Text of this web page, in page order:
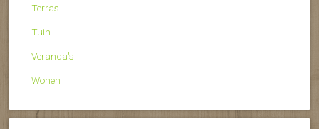
Terras
Tuin
Veranda's
Wonen